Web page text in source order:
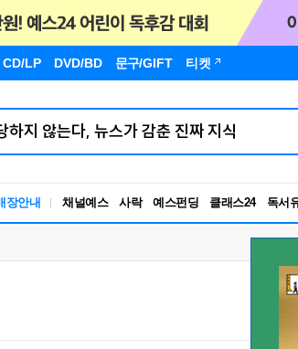
CD/LP DVD/BD 문구/GIFT 티켓
장안내 채널예스 사락 예스펀딩 클래스24
RBTI
독서